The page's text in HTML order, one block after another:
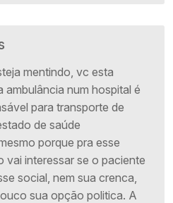
mentindo, vc esta
ambulância num hospital é
para transporte de
de saúde
porque pra esse
vai interessar se o paciente
social, nem sua crenca,
sua opção politica. A